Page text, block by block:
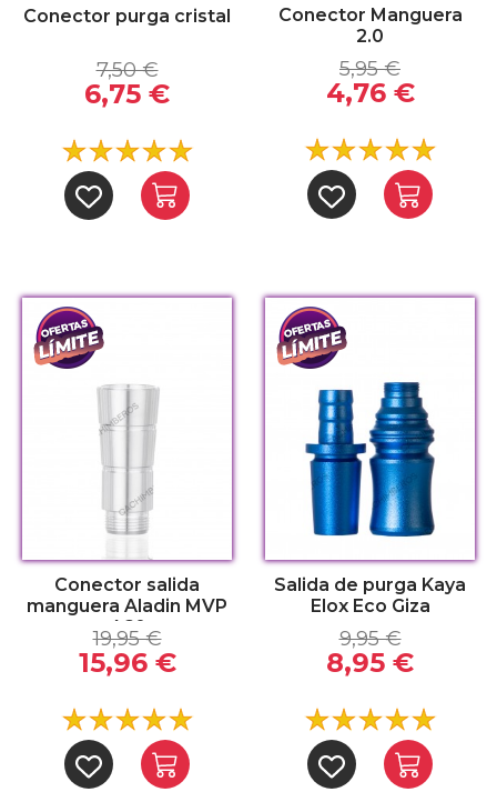
Conector purga cristal
7,50 €
6,75 €
Conector Manguera
2.0
5,95 €
4,76 €
Conector salida
manguera Aladin MVP
460
19,95 €
15,96 €
Salida de purga Kaya
Elox Eco Giza
9,95 €
8,95 €